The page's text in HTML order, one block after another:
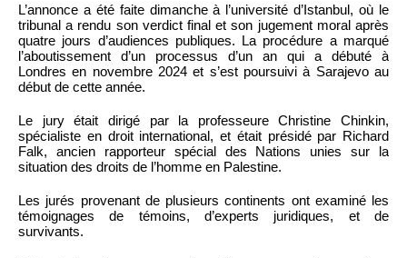
L’annonce a été faite dimanche à l’université d’Istanbul, où le
tribunal a rendu son verdict final et son jugement moral après
quatre jours d’audiences publiques. La procédure a marqué
l’aboutissement d’un processus d’un an qui a débuté à
Londres en novembre 2024 et s’est poursuivi à Sarajevo au
début de cette année.
Le jury était dirigé par la professeure Christine Chinkin,
spécialiste en droit international, et était présidé par Richard
Falk, ancien rapporteur spécial des Nations unies sur la
situation des droits de l’homme en Palestine.
Les jurés provenant de plusieurs continents ont examiné les
témoignages de témoins, d’experts juridiques, et de
survivants.